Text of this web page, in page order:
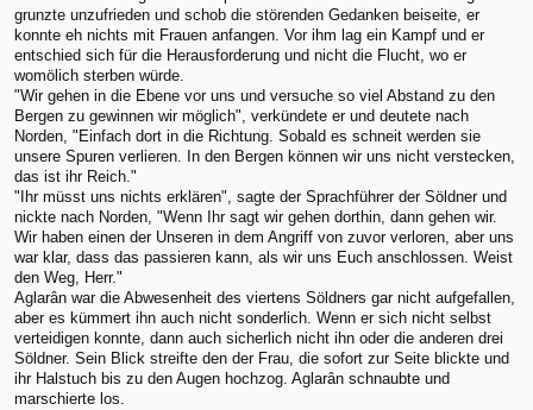
grunzte unzufrieden und schob die störenden Gedanken beiseite, er
konnte eh nichts mit Frauen anfangen. Vor ihm lag ein Kampf und er
entschied sich für die Herausforderung und nicht die Flucht, wo er
womölich sterben würde.
"Wir gehen in die Ebene vor uns und versuche so viel Abstand zu den
Bergen zu gewinnen wir möglich", verkündete er und deutete nach
Norden, "Einfach dort in die Richtung. Sobald es schneit werden sie
unsere Spuren verlieren. In den Bergen können wir uns nicht verstecken,
das ist ihr Reich."
"Ihr müsst uns nichts erklären", sagte der Sprachführer der Söldner und
nickte nach Norden, "Wenn Ihr sagt wir gehen dorthin, dann gehen wir.
Wir haben einen der Unseren in dem Angriff von zuvor verloren, aber uns
war klar, dass das passieren kann, als wir uns Euch anschlossen. Weist
den Weg, Herr."
Aglarân war die Abwesenheit des viertens Söldners gar nicht aufgefallen,
aber es kümmert ihn auch nicht sonderlich. Wenn er sich nicht selbst
verteidigen konnte, dann auch sicherlich nicht ihn oder die anderen drei
Söldner. Sein Blick streifte den der Frau, die sofort zur Seite blickte und
ihr Halstuch bis zu den Augen hochzog. Aglarân schnaubte und
marschierte los.